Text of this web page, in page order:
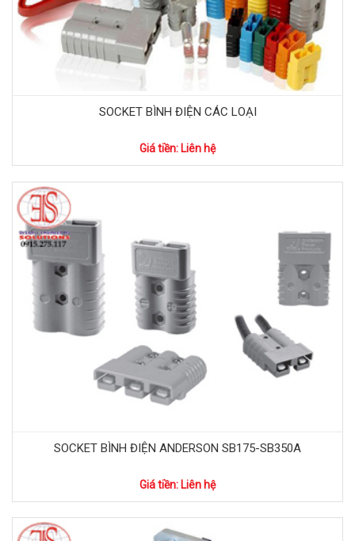
SOCKET BÌNH ĐIỆN CÁC LOẠI
Giá tiền: Liên hệ
SOCKET BÌNH ĐIỆN ANDERSON SB175-SB350A
Giá tiền: Liên hệ